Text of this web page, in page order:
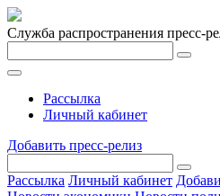
Служба распространения пресс-
Рассылка
Личный кабинет
Добавить пресс-релиз
Рассылка Личный кабинет